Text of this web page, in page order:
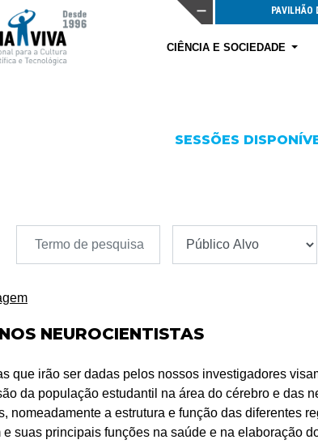
PAVILHÃO
CIÊNCIA E SOCIEDADE
SESSÕES
NEUROCIENTISTAS
que irão ser dadas pelos nossos investigadores
da população estudantil na área do cérebro e das
nomeadamente a estrutura e função das diferentes
e suas principais funções na saúde e na elaboração